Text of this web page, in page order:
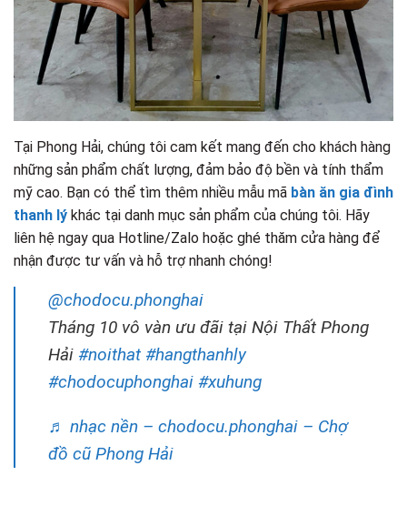
Tại Phong Hải, chúng tôi cam kết mang đến cho khách hàng
những sản phẩm chất lượng, đảm bảo độ bền và tính thẩm
mỹ cao. Bạn có thể tìm thêm nhiều mẫu mã bàn ăn gia đình
thanh lý khác tại danh mục sản phẩm của chúng tôi. Hãy
liên hệ ngay qua Hotline/Zalo hoặc ghé thăm cửa hàng để
nhận được tư vấn và hỗ trợ nhanh chóng!
@chodocu.phonghai
Tháng 10 vô vàn ưu đãi tại Nội Thất Phong
Hải #noithat #hangthanhly
#chodocuphonghai #xuhung
♬ nhạc nền – chodocu.phonghai – Chợ
đồ cũ Phong Hải